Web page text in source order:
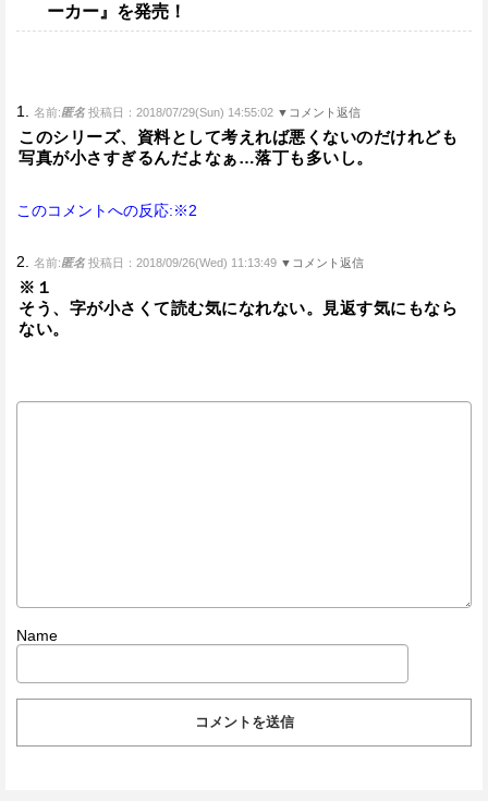
ーカー』を発売！
1. 名前:匿名 投稿日：2018/07/29(Sun) 14:55:02 ▼コメント返信
このシリーズ、資料として考えれば悪くないのだけれども
写真が小さすぎるんだよなぁ…落丁も多いし。
このコメントへの反応:※2
2. 名前:匿名 投稿日：2018/09/26(Wed) 11:13:49 ▼コメント返信
※１
そう、字が小さくて読む気になれない。見返す気にもなら
ない。
Name